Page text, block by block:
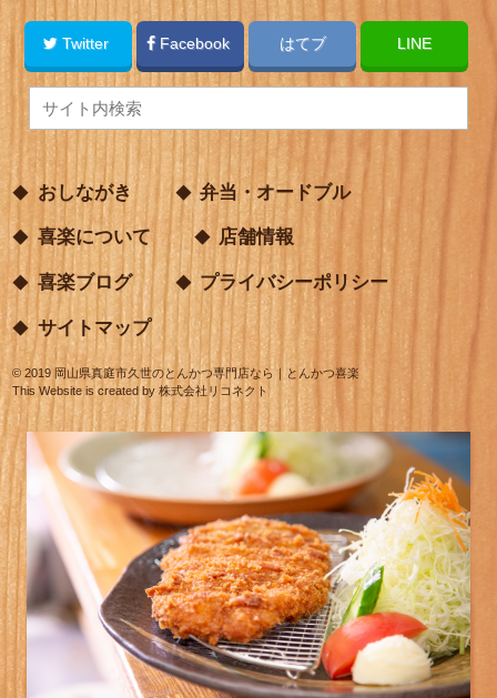
Twitter Facebook はてブ LINE
おしながき 弁当・オードブル
喜楽について 店舗情報
喜楽ブログ プライバシーポリシー
サイトマップ
©2019 岡山県真庭市久世のとんかつ専門店なら｜とんかつ喜楽
This Website is created by株式会社リコネクト